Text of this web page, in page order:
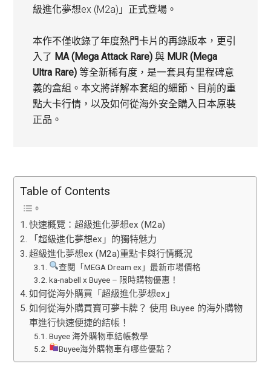
級進化夢想ex (M2a)」正式登場。
本作不僅收錄了年度熱門卡片的再錄版本，更引
入了 MA (Mega Attack Rare) 與 MUR (Mega
Ultra Rare) 等全新稀有度，是一套具有里程碑意
義的盒組。本文將詳解本套組的細節、目前的重
點大卡行情，以及如何從海外安全購入日本原裝
正品。
Table of Contents
快速概覽：超級進化夢想ex (M2a)
「超級進化夢想ex」的獨特魅力
超級進化夢想ex (M2a)重點卡與行情概況
查閱「MEGA Dream ex」最新市場價格
ka-nabell x Buyee – 限時購物優惠！
如何從海外購買「超級進化夢想ex」
如何從海外購買寶可夢卡牌？ 使用 Buyee 的海外購物
車進行快速便捷的結帳！
Buyee 海外購物車結帳教學
Buyee海外購物車有哪些優點？